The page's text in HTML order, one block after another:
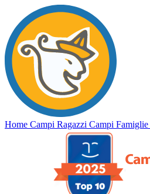
Home Campi Ragazzi Campi Famiglie